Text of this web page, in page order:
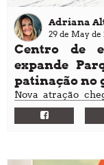
Adriana
29 de May de
Centro de
expande
patinação no
Nova atração
complementar o
de esqui do Chile,